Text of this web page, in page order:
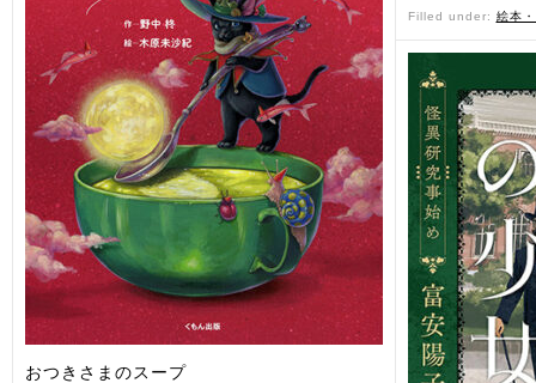
おつきさまのスープ
Filled under: 絵本